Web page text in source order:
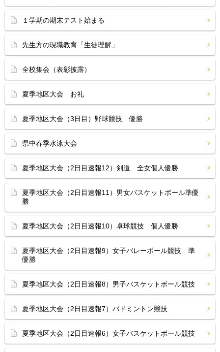
１学期の期末テスト始まる
先生方の現職教育「生徒理解」
全校集会（表彰披露）
夏季地区大会 お礼
夏季地区大会（3日目）野球競技 優勝
県中春季水泳大会
夏季地区大会（2日目速報12）剣道 全女個人優勝
夏季地区大会（2日目速報11）男女バスケットボール準優
勝
夏季地区大会（2日目速報10）卓球競技 個人優勝
夏季地区大会（2日目速報9）女子バレーボール競技 準
優勝
夏季地区大会（2日目速報8）男子バスケットボール競技
夏季地区大会（2日目速報7）バドミントン競技
夏季地区大会（2日目速報6）女子バスケットボール競技